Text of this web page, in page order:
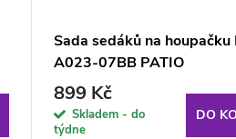
Sada sedáků na houpačku
A023-07BB PATIO
899 Kč
Skladem - do
týdne
DO